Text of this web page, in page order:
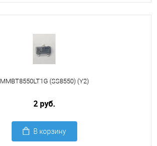
MMBT8550LT1G (SS8550) (Y2)
2 руб.
В корзину